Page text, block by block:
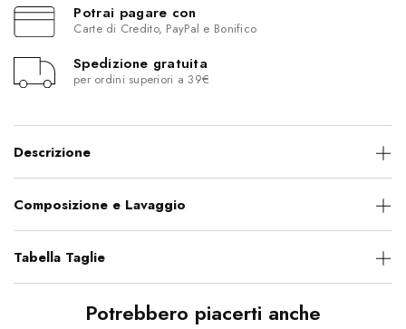
Potrai pagare con
Carte di Credito, PayPal e Bonifico
Spedizione gratuita
per ordini superiori a 39€
Descrizione
Composizione e Lavaggio
Tabella Taglie
Potrebbero piacerti anche